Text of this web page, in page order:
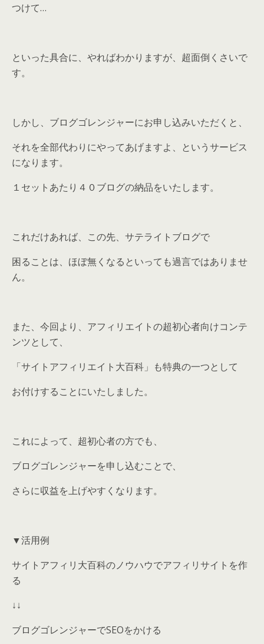
つけて…
といった具合に、やればわかりますが、超面倒くさいで
す。
しかし、ブログゴレンジャーにお申し込みいただくと、
それを全部代わりにやってあげますよ、というサービス
になります。
１セットあたり４０ブログの納品をいたします。
これだけあれば、この先、サテライトブログで
困ることは、ほぼ無くなるといっても過言ではありませ
ん。
また、今回より、アフィリエイトの超初心者向けコンテ
ンツとして、
「サイトアフィリエイト大百科」も特典の一つとして
お付けすることにいたしました。
これによって、超初心者の方でも、
ブログゴレンジャーを申し込むことで、
さらに収益を上げやすくなります。
▼活用例
サイトアフィリ大百科のノウハウでアフィリサイトを作
る
↓↓
ブログゴレンジャーでSEOをかける